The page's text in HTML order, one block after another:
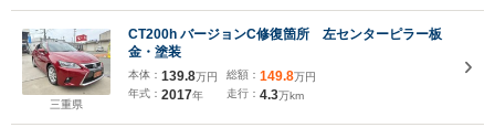
三重県
CT200h バージョンC修復箇所 左センターピラー板
金・塗装
本体： 139.8万円
年式： 2017年
総額： 149.8万円
走行： 4.3万km